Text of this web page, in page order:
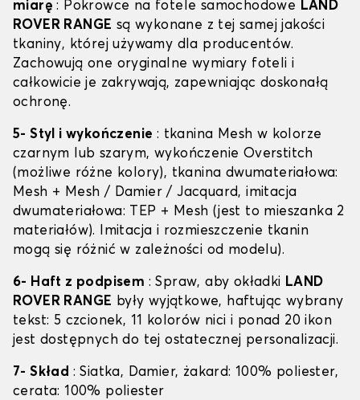
miarę: Pokrowce na fotele samochodowe LAND
ROVER RANGE są wykonane z tej samej jakości
tkaniny, której używamy dla producentów.
Zachowują one oryginalne wymiary foteli i
całkowicie je zakrywają, zapewniając doskonałą
ochronę.
5- Styl i wykończenie : tkanina Mesh w kolorze
czarnym lub szarym, wykończenie Overstitch
(możliwe różne kolory), tkanina dwumateriałowa:
Mesh + Mesh / Damier / Jacquard, imitacja
dwumateriałowa: TEP + Mesh (jest to mieszanka 2
materiałów). Imitacja i rozmieszczenie tkanin
mogą się różnić w zależności od modelu).
6- Haft z podpisem : Spraw, aby okładki LAND
ROVER RANGE były wyjątkowe, haftując wybrany
tekst: 5 czcionek, 11 kolorów nici i ponad 20 ikon
jest dostępnych do tej ostatecznej personalizacji.
7- Skład : Siatka, Damier, żakard: 100% poliester,
cerata: 100% poliester